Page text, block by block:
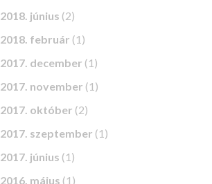
2018. június (2)
2018. február (1)
2017. december (1)
2017. november (1)
2017. október (2)
2017. szeptember (1)
2017. június (1)
2016. május (1)